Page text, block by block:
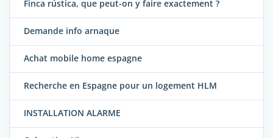
Finca rústica, que peut-on y faire exactement ?
Demande info arnaque
Achat mobile home espagne
Recherche en Espagne pour un logement HLM
INSTALLATION ALARME